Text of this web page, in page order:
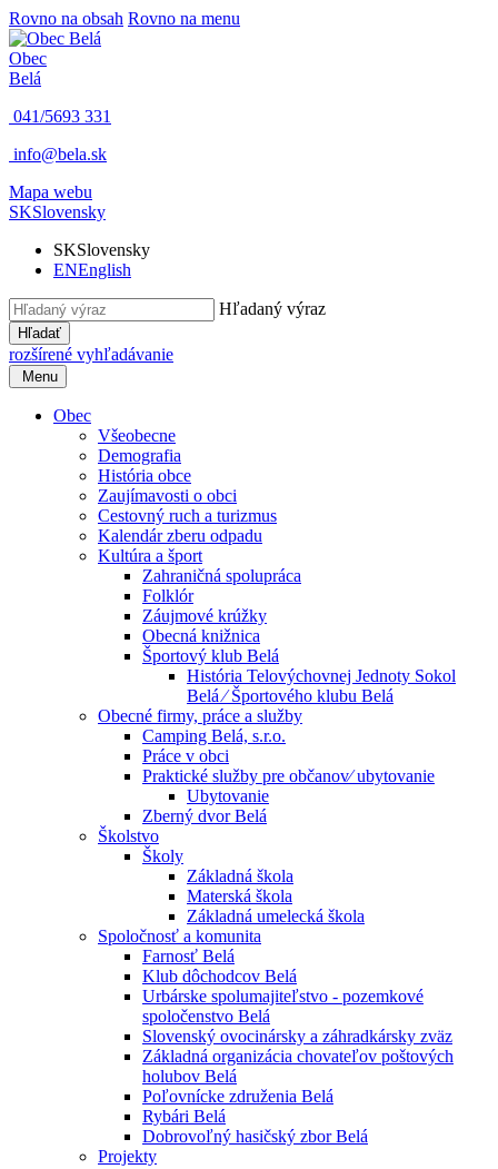
Rovno na obsah Rovno na menu
Obec
Belá
041/5693 331
info@bela.sk
Mapa webu
SKSlovensky
SKSlovensky
ENEnglish
Hľadaný výraz
Hľadať
rozšírené vyhľadávanie
Menu
Obec
Všeobecne
Demografia
História obce
Zaujímavosti o obci
Cestovný ruch a turizmus
Kalendár zberu odpadu
Kultúra a šport
Zahraničná spolupráca
Folklór
Záujmové krúžky
Obecná knižnica
Športový klub Belá
História Telovýchovnej Jednoty Sokol
Belá ⁄ Športového klubu Belá
Obecné firmy, práce a služby
Camping Belá, s.r.o.
Práce v obci
Praktické služby pre občanov⁄ ubytovanie
Ubytovanie
Zberný dvor Belá
Školstvo
Školy
Základná škola
Materská škola
Základná umelecká škola
Spoločnosť a komunita
Farnosť Belá
Klub dôchodcov Belá
Urbárske spolumajiteľstvo - pozemkové
spoločenstvo Belá
Slovenský ovocinársky a záhradkársky zväz
Základná organizácia chovateľov poštových
holubov Belá
Poľovnícke združenia Belá
Rybári Belá
Dobrovoľný hasičský zbor Belá
Projekty